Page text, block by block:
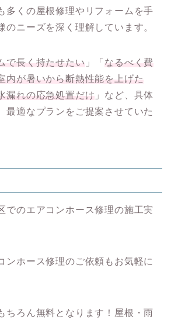
多くの屋根修理やリフォームを手
のニーズを深く理解しています。
で長く持たせたい 」「なるべく費
内が暑いから断熱性能を上げた
漏れの応急処置だけ 」など、具体
最適なプランをご提案させていた
でのエアコンホース修理の施工実
ンホース修理のご依頼もお気軽に
ちろん無料となります！屋根・雨